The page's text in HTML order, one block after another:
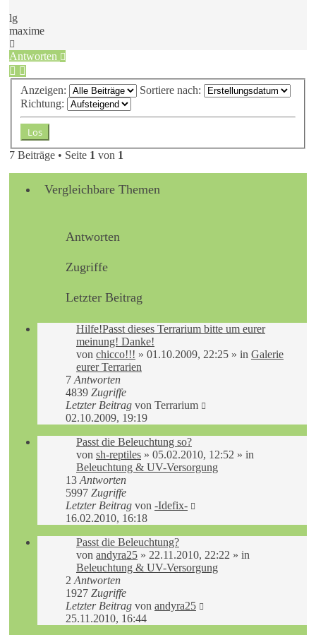
lg
maxime
oben
Antworten
Anzeigen:
Sortiere nach:
Richtung:
7 Beiträge • Seite 1 von 1
Vergleichbare Themen
Antworten
Zugriffe
Letzter Beitrag
Hilfe!Passt dieses Terrarium bitte um eurer
meinung! Danke!
von chicco!!! » 01.10.2009, 22:25 » in Galerie
eurer Terrarien
7 Antworten
4839 Zugriffe
Letzter Beitrag von Terrarium
02.10.2009, 19:19
Passt die Beleuchtung so?
von sh-reptiles » 05.02.2010, 12:52 » in
Beleuchtung & UV-Versorgung
13 Antworten
5997 Zugriffe
Letzter Beitrag von -Idefix-
16.02.2010, 16:18
Passt die Beleuchtung?
von andyra25 » 22.11.2010, 22:22 » in
Beleuchtung & UV-Versorgung
2 Antworten
1927 Zugriffe
Letzter Beitrag von andyra25
25.11.2010, 16:44